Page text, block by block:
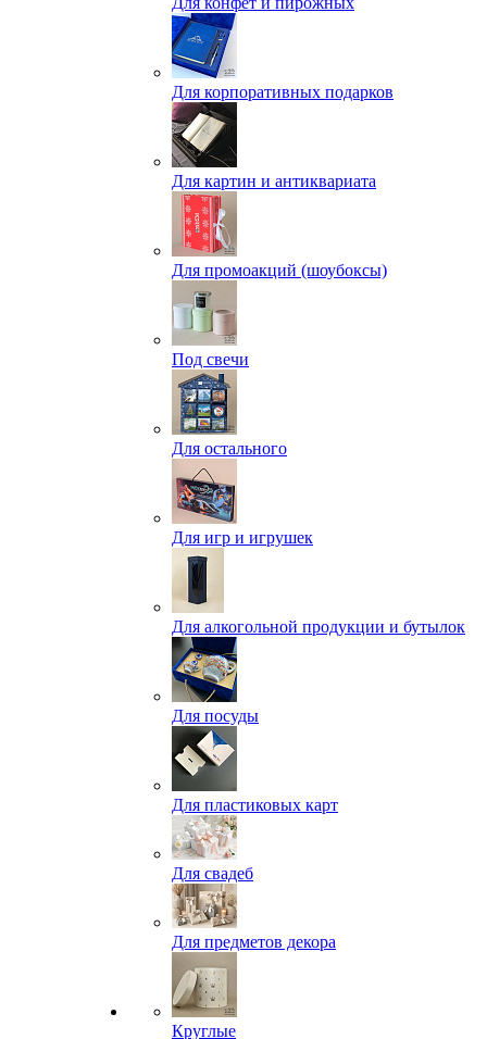
Для корпоративных подарков
Для картин и антиквариата
Для промоакций (шоубоксы)
Под свечи
Для остального
Для игр и игрушек
Для алкогольной продукции и бутылок
Для посуды
Для пластиковых карт
Для свадеб
Для предметов декора
Круглые